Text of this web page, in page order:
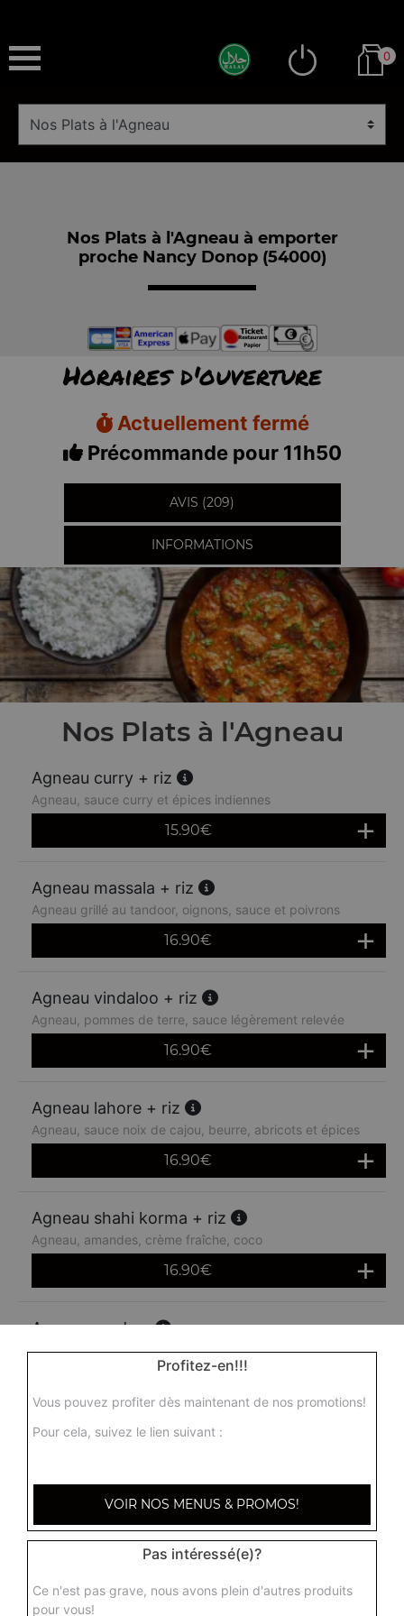
0
Nos Plats à l'Agneau à emporter
proche Nancy Donop (54000)
Horaires d'ouverture
Actuellement fermé
Précommande pour 11h50
AVIS (209)
INFORMATIONS
Nos Plats à l'Agneau
Agneau curry + riz
Agneau, sauce curry et épices indiennes
15.90€
Agneau massala + riz
Agneau grillé au tandoor, oignons, sauce et poivrons
16.90€
Agneau vindaloo + riz
Agneau, pommes de terre, sauce légèrement relevée
16.90€
Agneau lahore + riz
Agneau, sauce noix de cajou, beurre, abricots et épices
16.90€
Agneau shahi korma + riz
Agneau, amandes, crème fraîche, coco
16.90€
Agneau madras
Agneau madras, agneau, sauce moyennement épicée
Profitez-en!!!
Vous pouvez profiter dès maintenant de nos promotions!
Pour cela, suivez le lien suivant :
VOIR NOS MENUS & PROMOS!
Pas intéressé(e)?
Ce n'est pas grave, nous avons plein d'autres produits
pour vous!